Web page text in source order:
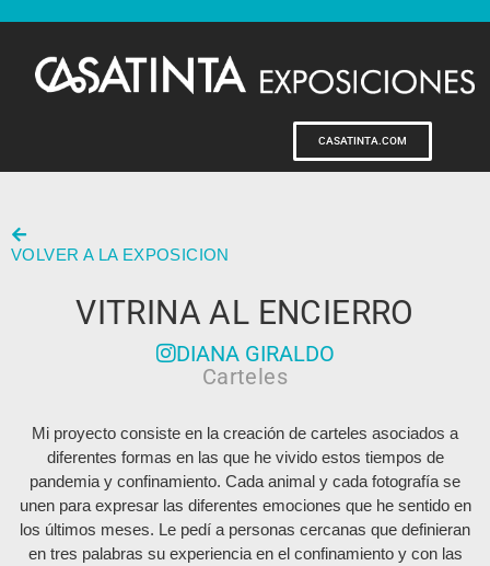
CASATINTA.COM
VOLVER A LA EXPOSICION
VITRINA AL ENCIERRO
DIANA GIRALDO
Carteles
Mi proyecto consiste en la creación de carteles asociados a
diferentes formas en las que he vivido estos tiempos de
pandemia y confinamiento. Cada animal y cada fotografía se
unen para expresar las diferentes emociones que he sentido en
los últimos meses. Le pedí a personas cercanas que definieran
en tres palabras su experiencia en el confinamiento y con las